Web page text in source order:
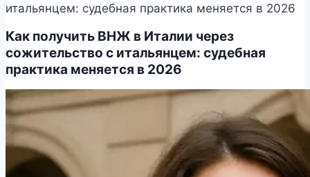
итальянцем: судебная практика меняется в 2026
Как получить ВНЖ в Италии через
сожительство с итальянцем: судебная
практика меняется в 2026